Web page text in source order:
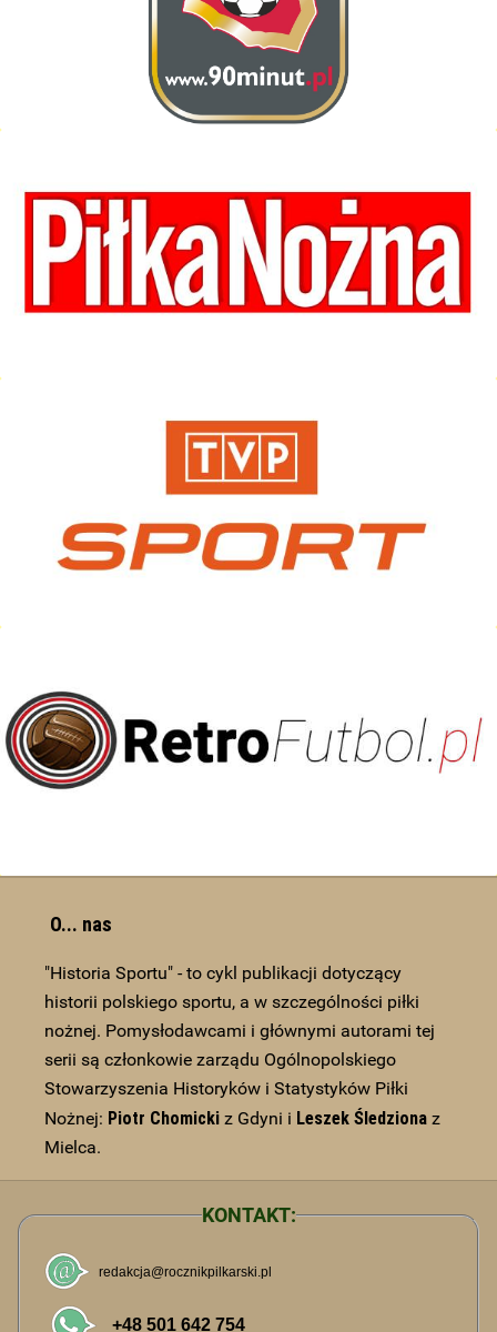
O... nas
"Historia Sportu" - to cykl publikacji dotyczący
historii polskiego sportu, a w szczególności piłki
nożnej. Pomysłodawcami i głównymi autorami tej
serii są członkowie zarządu Ogólnopolskiego
Stowarzyszenia Historyków i Statystyków Piłki
Nożnej: Piotr Chomicki z Gdyni i Leszek Śledziona z
Mielca.
KONTAKT: